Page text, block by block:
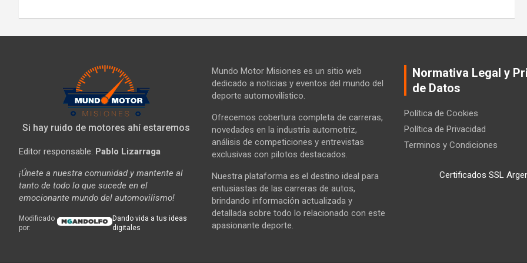
Si hay ruido de motores ahí estaremos
Editor responsable: Pablo Lizarraga
¡Únete a nuestra comunidad y mantente al
tanto de todo lo que sucede en el
emocionante mundo del automovilismo!
Modificado
por:
Dando vida a tus ideas
digitales
Mundo Motor Misiones es un sitio web
dedicado a noticias y eventos del mundo del
deporte automovilístico.
Ofrecemos cobertura completa de carreras,
novedades en la industria automotriz,
análisis de competiciones y entrevistas
exclusivas con pilotos destacados.
Nuestra plataforma es el destino ideal para
entusiastas de las carreras de autos,
brindando información actualizada y
detallada sobre todo lo relacionado con este
apasionante deporte.
Normativa Legal y
de Datos
Política de Cookies
Política de Privacidad
Terminos y Condiciones
Certificados SSL